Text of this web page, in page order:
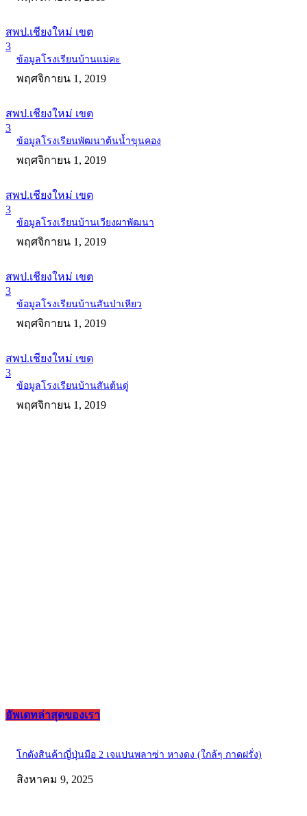
สพป.เชียงใหม่ เขต
3
ข้อมูลโรงเรียนบ้านแม่คะ
พฤศจิกายน 1, 2019
สพป.เชียงใหม่ เขต
3
ข้อมูลโรงเรียนพัฒนาต้นน้ำขุนคอง
พฤศจิกายน 1, 2019
สพป.เชียงใหม่ เขต
3
ข้อมูลโรงเรียนบ้านเวียงผาพัฒนา
พฤศจิกายน 1, 2019
สพป.เชียงใหม่ เขต
3
ข้อมูลโรงเรียนบ้านสันป่าเหียว
พฤศจิกายน 1, 2019
สพป.เชียงใหม่ เขต
3
ข้อมูลโรงเรียนบ้านสันต้นดู่
พฤศจิกายน 1, 2019
อัพเดทล่าสุดของเรา
โกดังสินค้าญี่ปุ่นมือ 2 เจแปนพลาซ่า หางดง (ใกล้ๆ กาดฝรั่ง)
สิงหาคม 9, 2025